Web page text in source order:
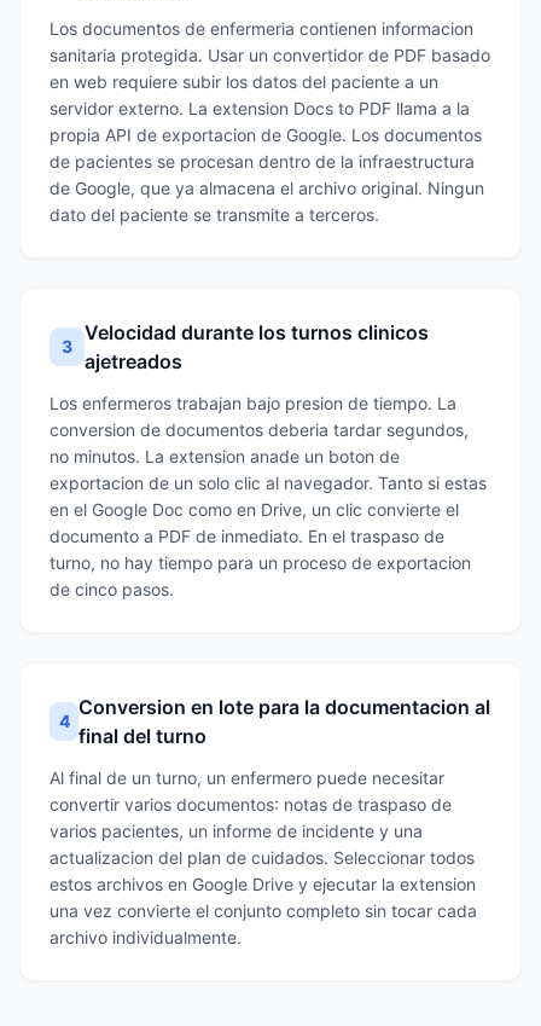
Los documentos de enfermeria contienen informacion
sanitaria protegida. Usar un convertidor de PDF basado
en web requiere subir los datos del paciente a un
servidor externo. La extension Docs to PDF llama a la
propia API de exportacion de Google. Los documentos
de pacientes se procesan dentro de la infraestructura
de Google, que ya almacena el archivo original. Ningun
dato del paciente se transmite a terceros.
3
Velocidad durante los turnos clinicos
ajetreados
Los enfermeros trabajan bajo presion de tiempo. La
conversion de documentos deberia tardar segundos,
no minutos. La extension anade un boton de
exportacion de un solo clic al navegador. Tanto si estas
en el Google Doc como en Drive, un clic convierte el
documento a PDF de inmediato. En el traspaso de
turno, no hay tiempo para un proceso de exportacion
de cinco pasos.
4
Conversion en lote para la documentacion al
final del turno
Al final de un turno, un enfermero puede necesitar
convertir varios documentos: notas de traspaso de
varios pacientes, un informe de incidente y una
actualizacion del plan de cuidados. Seleccionar todos
estos archivos en Google Drive y ejecutar la extension
una vez convierte el conjunto completo sin tocar cada
archivo individualmente.